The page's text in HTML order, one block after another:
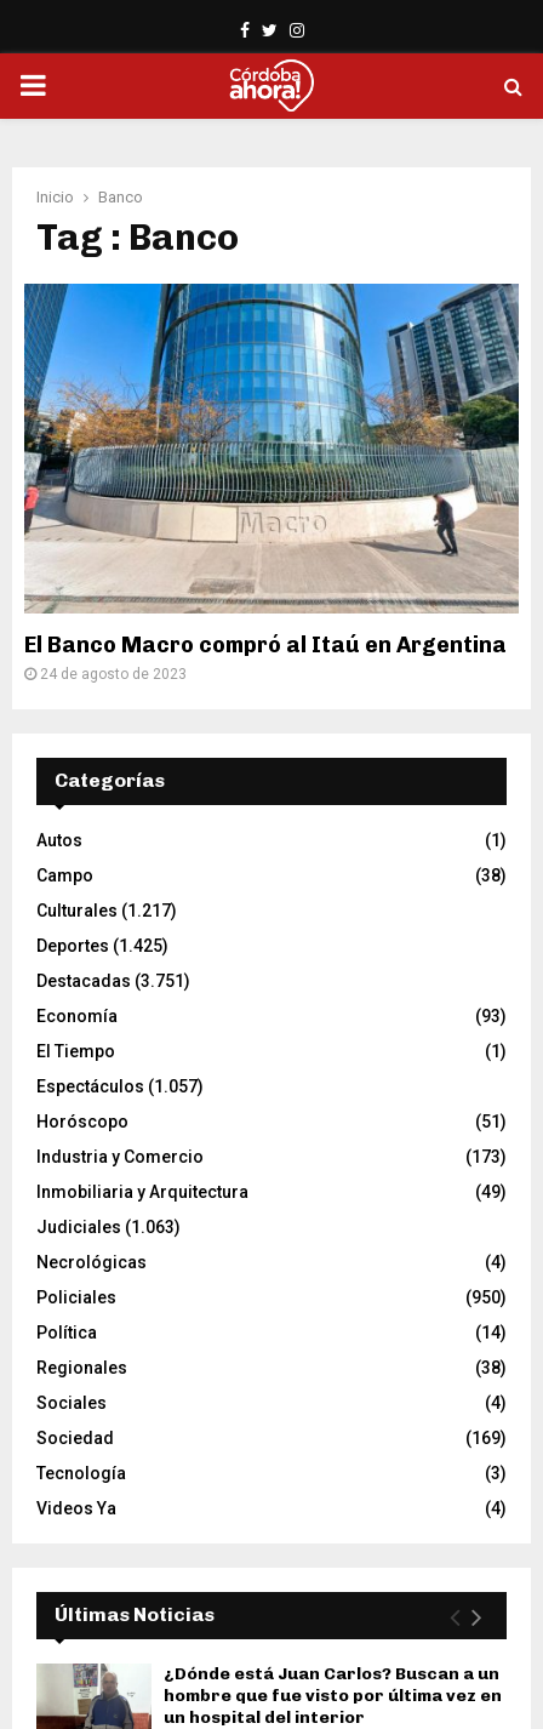
Facebook
TwitterInstagram
PRIMARY
Inicio Banco
Tag : Banco
El Banco Macro compró al Itaú en Argentina
24 de agosto de 2023
Categorías
Autos
(1)
Campo
(38)
Culturales (1.217)
Deportes (1.425)
Destacadas (3.751)
Economía
(93)
El Tiempo
(1)
Espectáculos (1.057)
Horóscopo
(51)
Industria y Comercio
(173)
Inmobiliaria y Arquitectura
(49)
Judiciales (1.063)
Necrológicas
(4)
Policiales
(950)
Política
(14)
Regionales
(38)
Sociales
(4)
Sociedad
(169)
Tecnología
(3)
Videos Ya
(4)
Últimas Noticias
¿Dónde está Juan Carlos? Buscan a un
hombre que fue visto por última vez en
un hospital del interior